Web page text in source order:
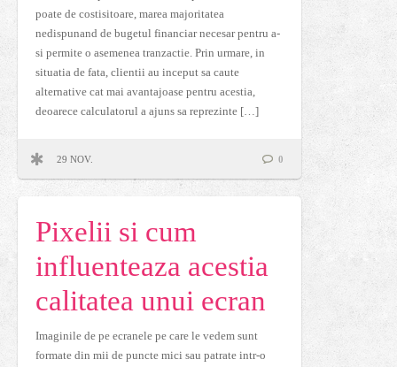
poate de costisitoare, marea majoritatea
nedispunand de bugetul financiar necesar pentru a-
si permite o asemenea tranzactie. Prin urmare, in
situatia de fata, clientii au inceput sa caute
alternative cat mai avantajoase pentru acestia,
deoarece calculatorul a ajuns sa reprezinte […]
29 NOV. 0
Pixelii si cum
influenteaza acestia
calitatea unui ecran
Imaginile de pe ecranele pe care le vedem sunt
formate din mii de puncte mici sau patrate intr-o